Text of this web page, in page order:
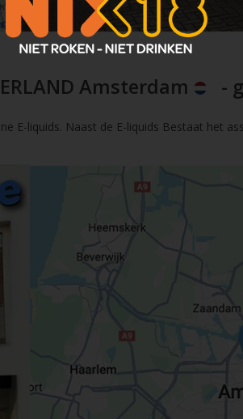
Amsterdam -
E-liquids. Naast de E-liquids Bestaat het